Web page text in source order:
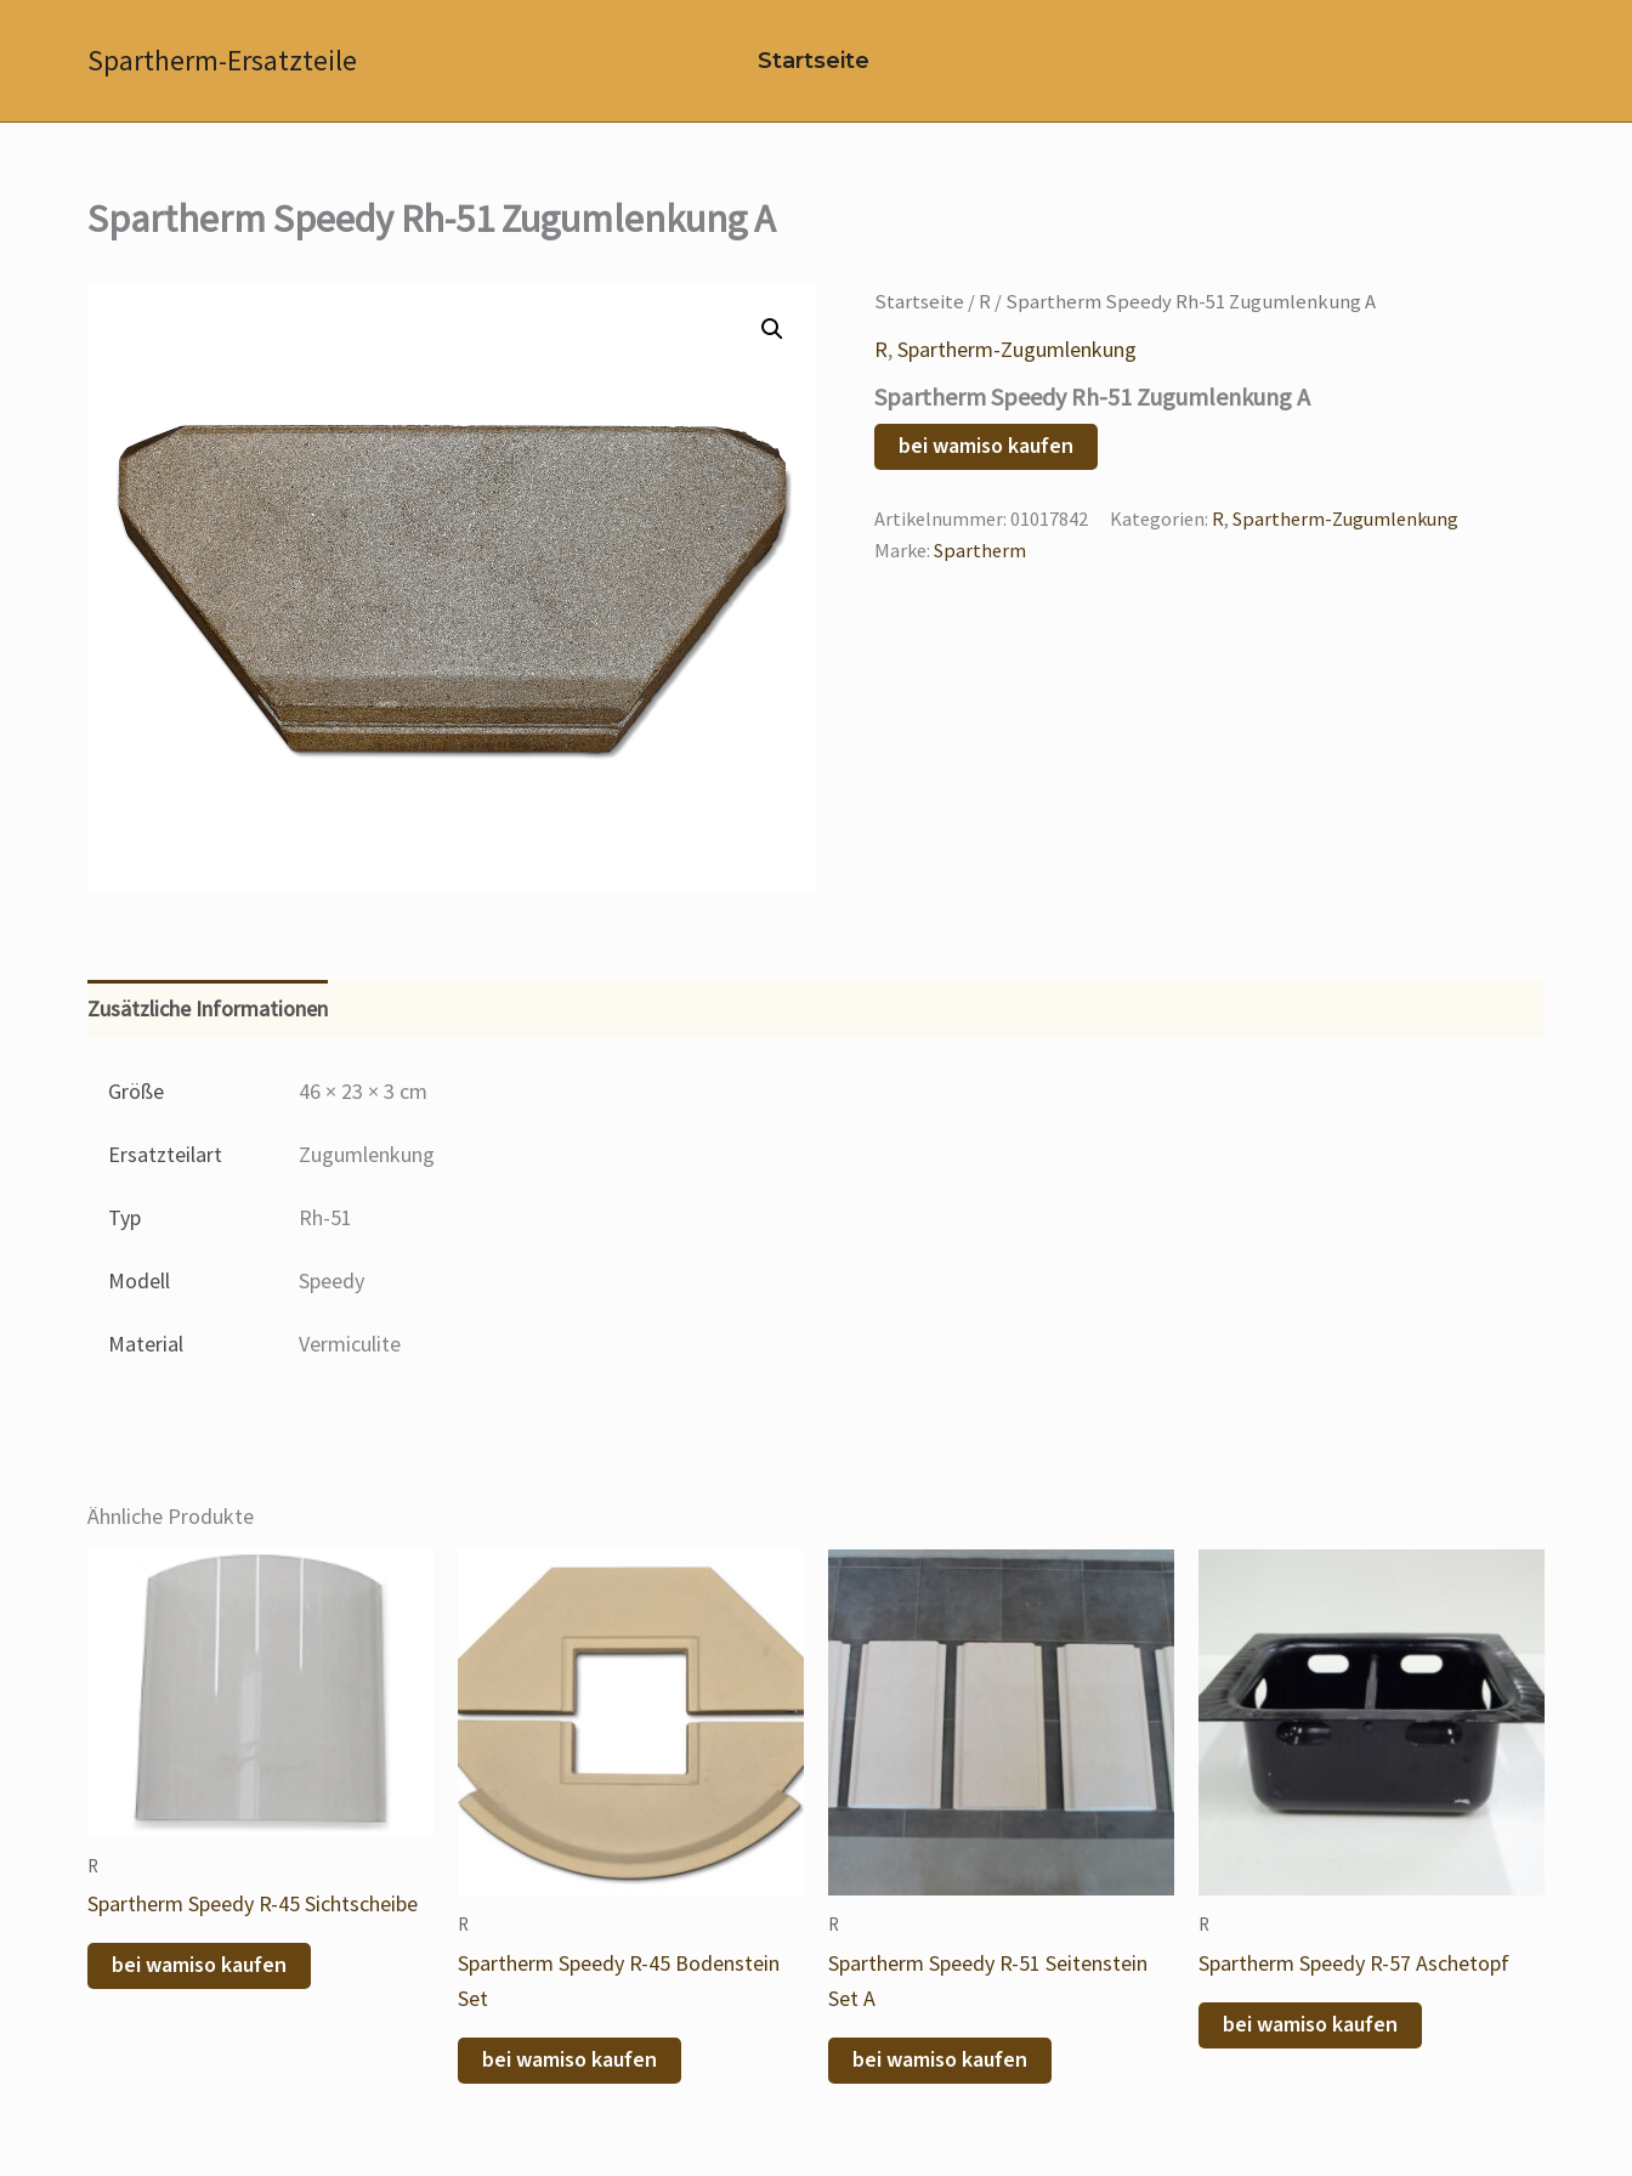
Spartherm-Ersatzteile Startseite
Spartherm Speedy Rh-51 Zugumlenkung A
Startseite /R / Spartherm Speedy Rh-51 Zugumlenkung A
R,Spartherm-Zugumlenkung
Spartherm Speedy Rh-51 Zugumlenkung A
bei wamiso kaufen
Artikelnummer: 01017842 Kategorien: R, Spartherm-Zugumlenkung
Marke: Spartherm
Zusätzliche Informationen
Größe 46 × 23 × 3 cm
Ersatzteilart Zugumlenkung
Typ Rh-51
Modell Speedy
Material Vermiculite
Ähnliche Produkte
R
Spartherm Speedy R-45 Sichtscheibe
bei wamiso kaufen
R
Spartherm Speedy R-45 Bodenstein
Set
bei wamiso kaufen
R
Spartherm Speedy R-51 Seitenstein
Set A
bei wamiso kaufen
R
Spartherm Speedy R-57 Aschetopf
bei wamiso kaufen